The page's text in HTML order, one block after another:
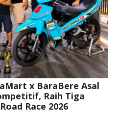
x BaraBere Asal
Raih Tiga
Race 2026